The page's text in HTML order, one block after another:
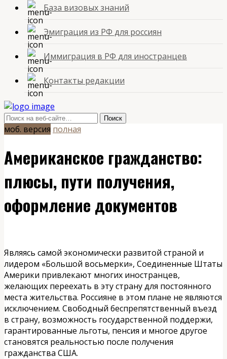
База визовых знаний
Эмиграция из РФ для россиян
Иммиграция в РФ для иностранцев
Контакты редакции
моб. версия полная
Американское гражданство:
плюсы, пути получения,
оформление документов
Являясь самой экономически развитой страной и
лидером «Большой восьмерки», Соединенные Штаты
Америки привлекают многих иностранцев,
желающих переехать в эту страну для постоянного
места жительства. Россияне в этом плане не являются
исключением. Свободный беспрепятственный въезд
в страну, возможность государственной поддержи,
гарантированные льготы, пенсия и многое другое
становятся реальностью после получения
гражданства США.